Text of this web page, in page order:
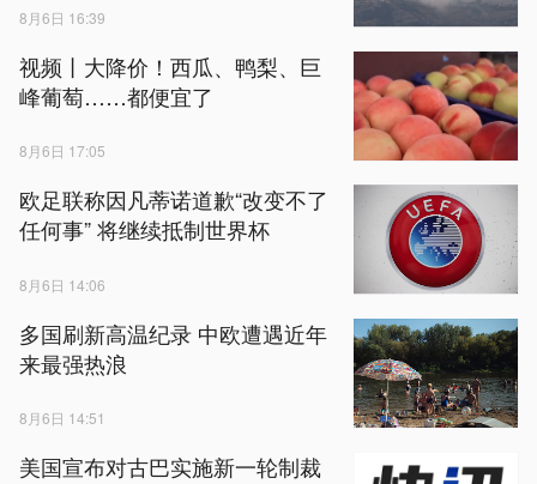
8月6日 16:39
视频丨大降价！西瓜、鸭梨、巨
峰葡萄……都便宜了
8月6日 17:05
欧足联称因凡蒂诺道歉“改变不了
任何事” 将继续抵制世界杯
8月6日 14:06
多国刷新高温纪录 中欧遭遇近年
来最强热浪
8月6日 14:51
美国宣布对古巴实施新一轮制裁